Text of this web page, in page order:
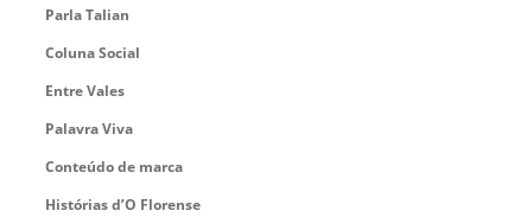
Parla Talian
Coluna Social
Entre Vales
Palavra Viva
Conteúdo de marca
Histórias d’O Florense